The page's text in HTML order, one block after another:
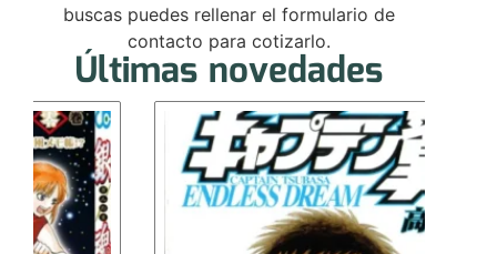
buscas puedes rellenar el formulario de
contacto para cotizarlo.
Últimas novedades